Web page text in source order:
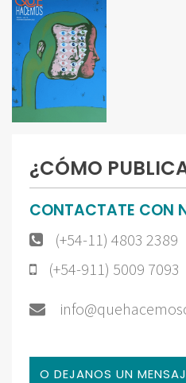
¿CÓMO
CONTACTATE CON
(+54-11) 4803 2389
(+54-911) 5009 7093
O DEJANOS UN